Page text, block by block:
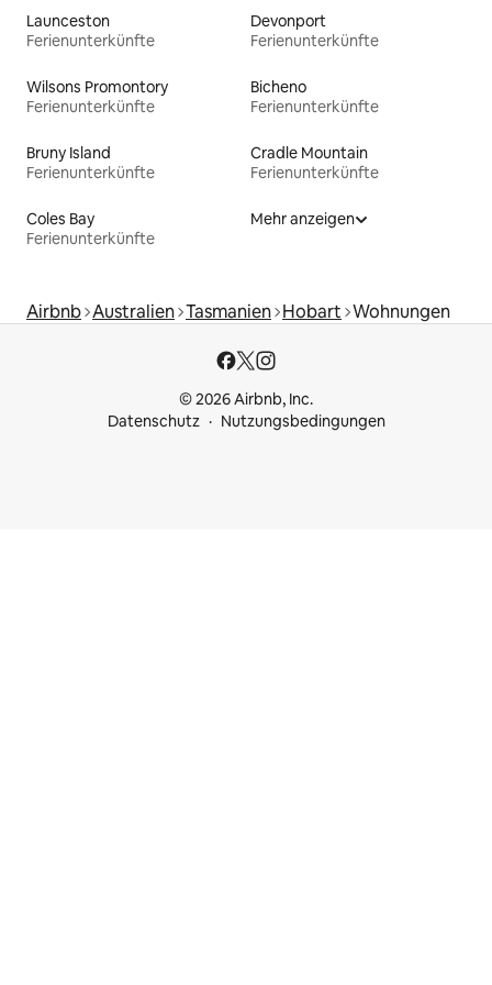
Launceston
Ferienunterkünfte
Devonport
Ferienunterkünfte
Wilsons Promontory
Ferienunterkünfte
Bicheno
Ferienunterkünfte
Bruny Island
Ferienunterkünfte
Cradle Mountain
Ferienunterkünfte
Coles Bay
Ferienunterkünfte
Mehr anzeigen
Airbnb Australien Tasmanien Hobart Wohnungen
© 2026 Airbnb, Inc.
Datenschutz
Nutzungsbedingungen